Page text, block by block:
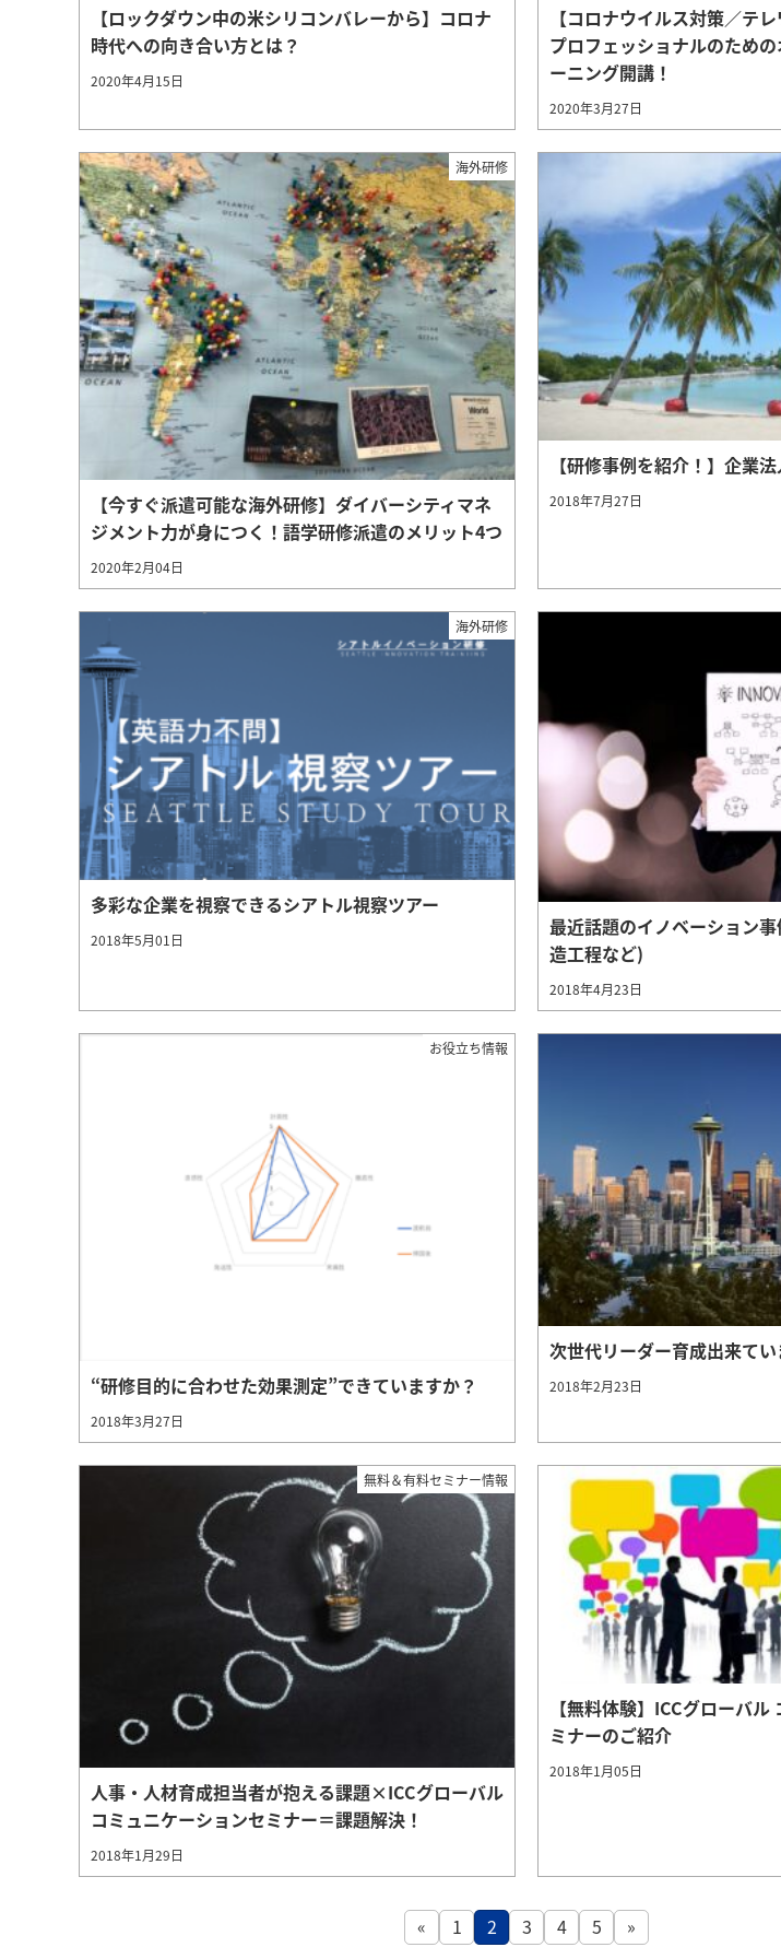
【ロックダウン中の米シリコンバレーから】コロナ
時代への向き合い方とは？
2020年4月15日
【コロナウイルス対策／テ
プロフェッショナルのため
ーニング開講！
2020年3月27日
海外研修
【今すぐ派遣可能な海外研修】ダイバーシティマネ
ジメント力が身につく！語学研修派遣のメリット4つ
2020年2月04日
【研修事例を紹介！】企業
2018年7月27日
海外研修
多彩な企業を視察できるシアトル視察ツアー
2018年5月01日
最近話題のイノベーション
造工程など)
2018年4月23日
お役立ち情報
“研修目的に合わせた効果測定”できていますか？
2018年3月27日
次世代リーダー育成出来てい
2018年2月23日
無料＆有料セミナー情報
人事・人材育成担当者が抱える課題×ICCグローバル
コミュニケーションセミナー＝課題解決！
2018年1月29日
【無料体験】ICCグローバ
ミナーのご紹介
2018年1月05日
« 1 2 3 4 5 »